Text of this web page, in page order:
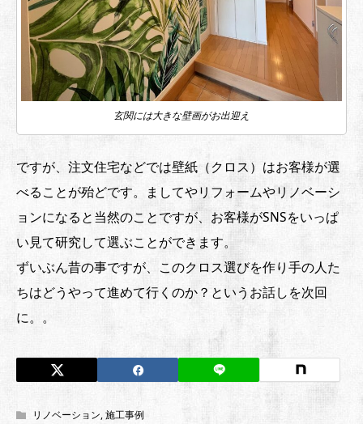
玄関には大きな壁画がお出迎え
ですが、注文住宅などでは壁紙（クロス）はお客様が選
べることが殆どです。ましてやリフォームやリノベーシ
ョンになると当然のことですが、お客様がSNSをいっぱ
い見て研究して選ぶことができます。
ずいぶん昔の事ですが、このクロス選びを作り手の人た
ちはどうやって進めて行くのか？というお話しを次回
に。。
リノベーション,施工事例